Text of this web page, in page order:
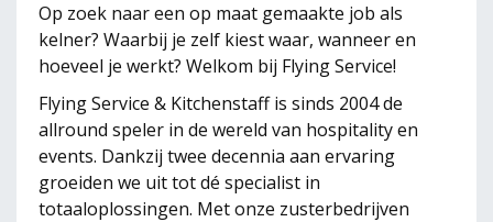
Op zoek naar een op maat gemaakte job als
kelner? Waarbij je zelf kiest waar, wanneer en
hoeveel je werkt? Welkom bij Flying Service!
Flying Service & Kitchenstaff is sinds 2004 de
allround speler in de wereld van hospitality en
events. Dankzij twee decennia aan ervaring
groeiden we uit tot dé specialist in
totaaloplossingen. Met onze zusterbedrijven